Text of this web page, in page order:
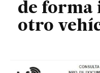
de forma
otro